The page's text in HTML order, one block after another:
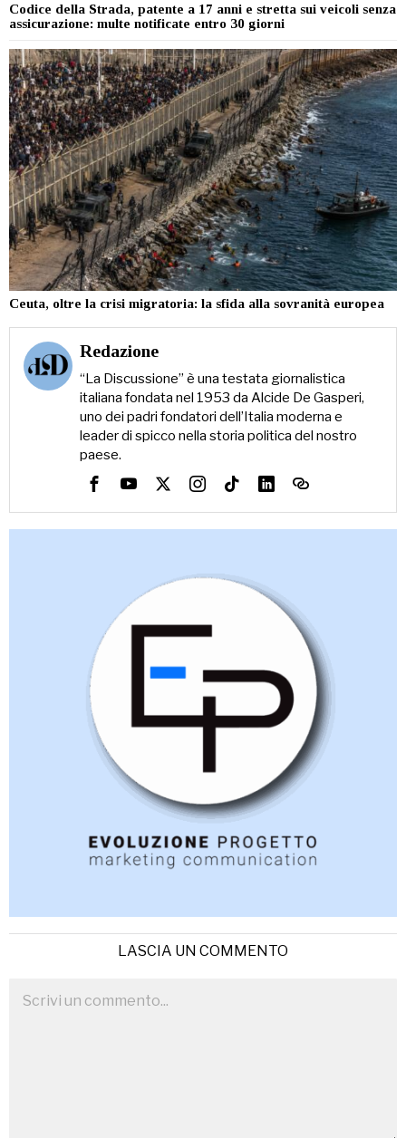
Codice della Strada, patente a 17 anni e stretta sui veicoli senza
assicurazione: multe notificate entro 30 giorni
Ceuta, oltre la crisi migratoria: la sfida alla sovranità europea
Redazione
“La Discussione” è una testata giornalistica
italiana fondata nel 1953 da Alcide De Gasperi,
uno dei padri fondatori dell’Italia moderna e
leader di spicco nella storia politica del nostro
paese.
LASCIA UN COMMENTO